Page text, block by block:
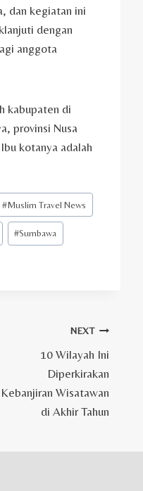
dan kegiatan ini
dengan
anggota
kabupaten di
provinsi Nusa
kotanya adalah
#Muslim Travel News
#Sumbawa
NEXT
10 Wilayah Ini
Diperkirakan
Kebanjiran Wisatawan
di Akhir Tahun